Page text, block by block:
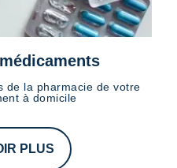
de la pharmacie de votre
à domicile
PLUS